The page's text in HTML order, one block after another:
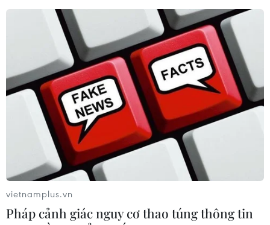
Theo bà Phan Thị Thu Hà, Giám đốc Nhà Xuất bản Trẻ,
chưa bao giờ vấn nạn xâm phạm quyền tác giả đối với
các nội dung trên Nền tảng Số gióng lên hồi chuông
báo động như hiện nay.
vietnamplus.vn
Pháp cảnh giác nguy cơ thao túng thông tin